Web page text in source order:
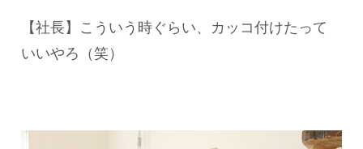
【社長】こういう時ぐらい、カッコ付けたって
いいやろ（笑）